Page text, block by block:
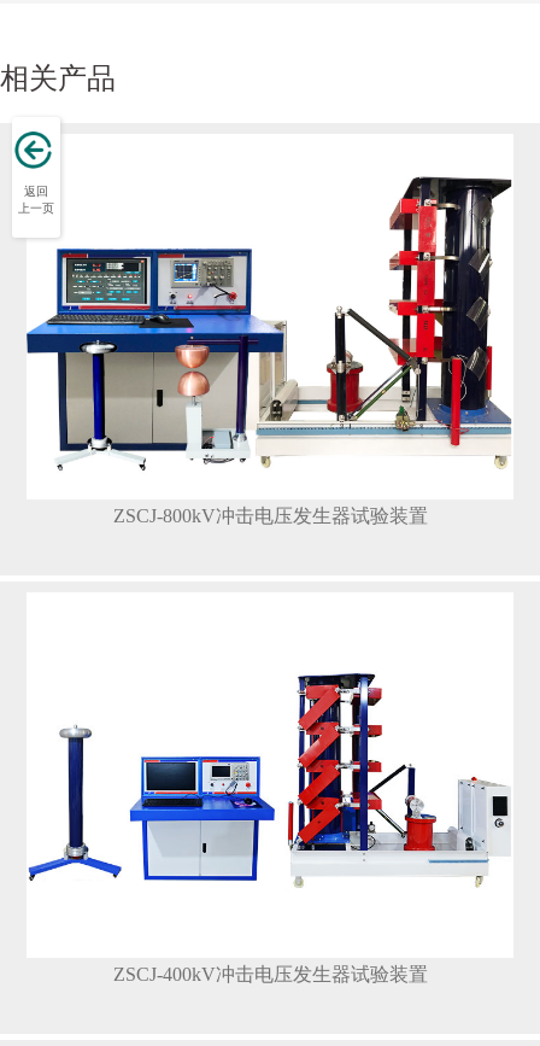
相关产品
ZSCJ-800kV冲击电压发生器试验装置
ZSCJ-400kV冲击电压发生器试验装置
返回
上一页